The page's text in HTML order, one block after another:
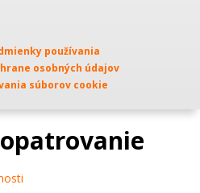
používania
osobných údajov
súborov cookie